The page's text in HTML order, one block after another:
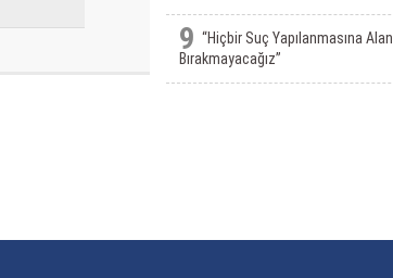
9 “Hiçbir Suç Yapılanmasına Alan
Bırakmayacağız”